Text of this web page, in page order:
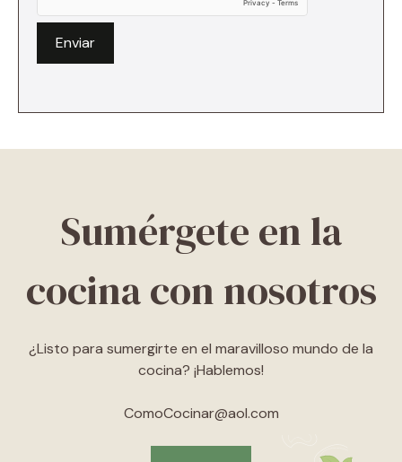
Sumérgete en la
cocina con nosotros
¿Listo para sumergirte en el maravilloso mundo de la
cocina? ¡Hablemos!
ComoCocinar@aol.com